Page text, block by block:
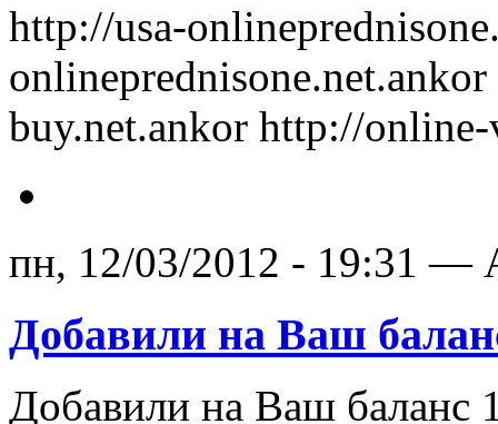
http://usa-
buy.net.ankor http://online-
пн, 12/03/2012 - 19:31 —
Добавили на Ваш
Добавили на Ваш баланс